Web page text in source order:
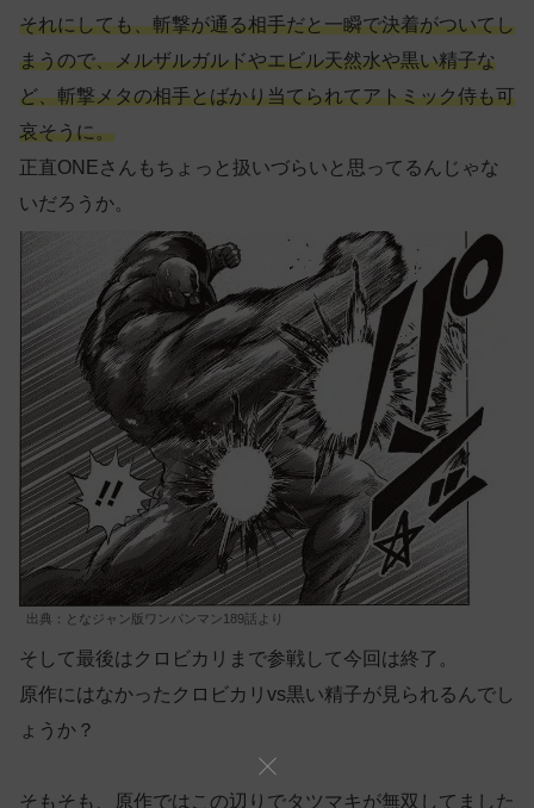
それにしても、斬撃が通る相手だと一瞬で決着がついてし
まうので、メルザルガルドやエビル天然水や黒い精子な
ど、斬撃メタの相手とばかり当てられてアトミック侍も可
哀そうに。
正直ONEさんもちょっと扱いづらいと思ってるんじゃな
いだろうか。
出典：となジャン版ワンパンマン189話より
そして最後はクロビカリまで参戦して今回は終了。
原作にはなかったクロビカリvs黒い精子が見られるんでし
ょうか？
そもそも、原作ではこの辺りでタツマキが無双してました